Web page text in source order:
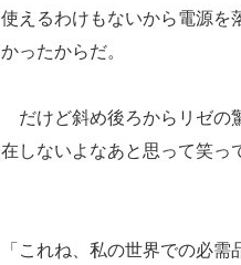
使えるわけもないから電源を
かったからだ。
だけど斜め後ろからリゼの
在しないよなあと思って笑っ
「これね、私の世界での必